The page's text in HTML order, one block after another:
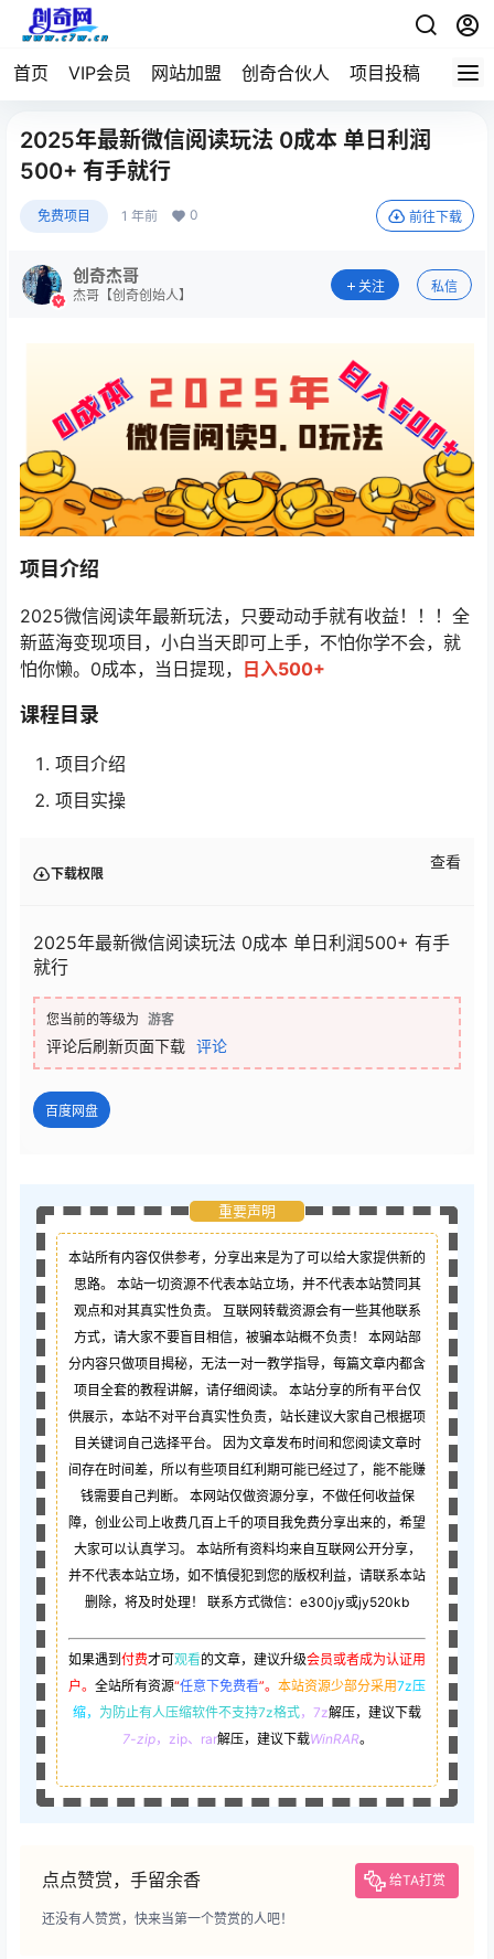
首页 VIP会员 网站加盟 创奇合伙人 项目投稿
2025年最新微信阅读玩法 0成本 单日利润
500+ 有手就行
免费项目 1 年前 0 前往下载
创奇杰哥
杰哥【创奇创始人】
关注 私信
项目介绍
2025微信阅读年最新玩法，只要动动手就有收益！！！全
新蓝海变现项目，小白当天即可上手，不怕你学不会，就
怕你懒。0成本，当日提现，
日入500+
课程目录
项目介绍
项目实操
下载权限
查看
2025年最新微信阅读玩法 0成本 单日利润500+ 有手
就行
您当前的等级为 游客
评论后刷新页面下载 评论
百度网盘
重要声明
本站所有内容仅供参考，分享出来是为了可以给大家提供新的
思路。 本站一切资源不代表本站立场，并不代表本站赞同其
观点和对其真实性负责。 互联网转载资源会有一些其他联系
方式，请大家不要盲目相信，被骗本站概不负责！ 本网站部
分内容只做项目揭秘，无法一对一教学指导，每篇文章内都含
项目全套的教程讲解，请仔细阅读。 本站分享的所有平台仅
供展示，本站不对平台真实性负责，站长建议大家自己根据项
目关键词自己选择平台。 因为文章发布时间和您阅读文章时
间存在时间差，所以有些项目红利期可能已经过了，能不能赚
钱需要自己判断。 本网站仅做资源分享，不做任何收益保
障，创业公司上收费几百上千的项目我免费分享出来的，希望
大家可以认真学习。 本站所有资料均来自互联网公开分享，
并不代表本站立场，如不慎侵犯到您的版权利益，请联系本站
删除，将及时处理！ 联系方式微信：e300jy或jy520kb
如果遇到 付费才可观看的文章，建议升级会员或者成为认证用
户。 全站所有资源“任意下免费看”。 本站资源少部分采用7z压
缩， 为防止有人压缩软件不支持7z格式，7z解压，建议下载
7-zip，zip、rar解压，建议下载WinRAR。
点点赞赏，手留余香 给TA打赏
还没有人赞赏，快来当第一个赞赏的人吧！